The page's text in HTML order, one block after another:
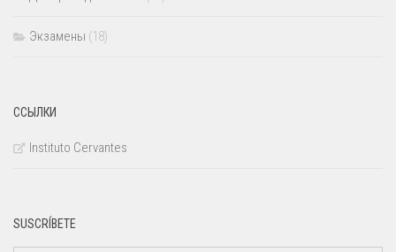
Экзамены (18)
ССЫЛКИ
Instituto Cervantes
SUSCRÍBETE